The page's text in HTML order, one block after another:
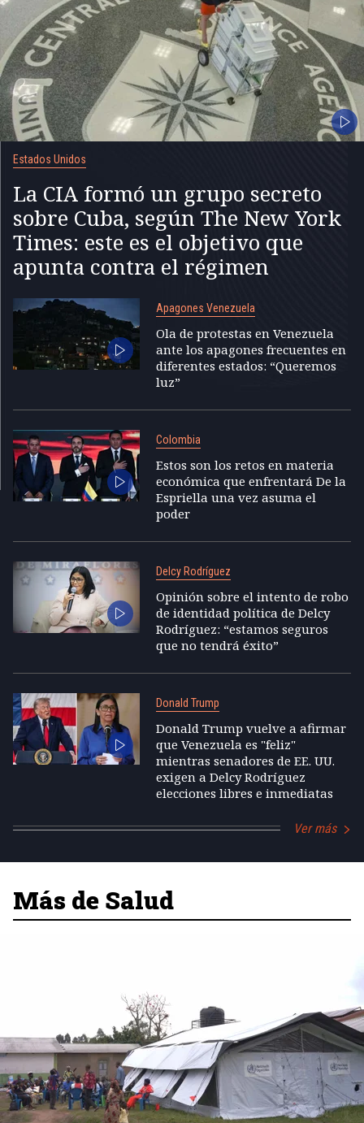
Estados Unidos
La CIA formó un grupo secreto
sobre Cuba, según The New York
Times: este es el objetivo que
apunta contra el régimen
Apagones Venezuela
Ola de protestas en Venezuela
ante los apagones frecuentes en
diferentes estados: “Queremos
luz”
Colombia
Estos son los retos en materia
económica que enfrentará De la
Espriella una vez asuma el
poder
Delcy Rodríguez
Opinión sobre el intento de robo
de identidad política de Delcy
Rodríguez: “estamos seguros
que no tendrá éxito”
Donald Trump
Donald Trump vuelve a afirmar
que Venezuela es "feliz"
mientras senadores de EE. UU.
exigen a Delcy Rodríguez
elecciones libres e inmediatas
Ver más
Más de Salud